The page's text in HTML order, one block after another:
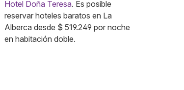
Hotel Doña Teresa. Es posible
reservar hoteles baratos en La
Alberca desde $ 519.249 por noche
en habitación doble.